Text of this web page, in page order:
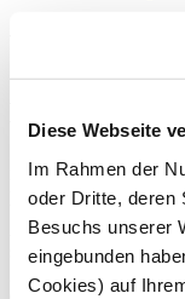
Diese Webseite
Im Rahmen der
oder Dritte, deren
Besuchs unserer
eingebunden
Cookies) auf
In bestimmten
Behandlungen bei
werden. Jedes Tier
Anforderungen an
sicherste Art der
geschwächten
eines verträglichen